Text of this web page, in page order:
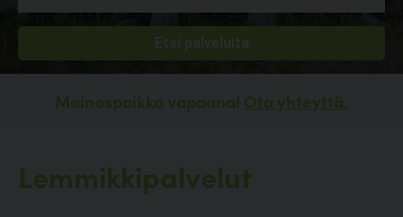
Mainospaikka vapaana! Ota yhteyttä.
Lemmikkipalvelut